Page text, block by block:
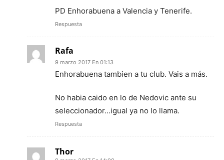
PD Enhorabuena a Valencia y Tenerife.
Respuesta
Rafa
9 marzo 2017 En 01:13
Enhorabuena tambien a tu club. Vais a más.
No habia caido en lo de Nedovic ante su
seleccionador…igual ya no lo llama.
Respuesta
Thor